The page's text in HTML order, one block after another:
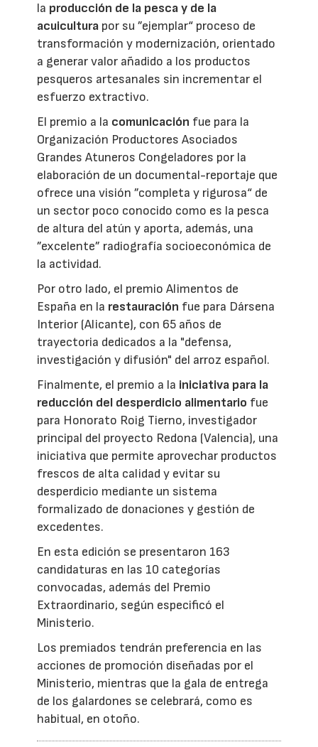
la producción de la pesca y de la
acuicultura por su ”ejemplar“ proceso de
transformación y modernización, orientado
a generar valor añadido a los productos
pesqueros artesanales sin incrementar el
esfuerzo extractivo.
El premio a la comunicación fue para la
Organización Productores Asociados
Grandes Atuneros Congeladores por la
elaboración de un documental-reportaje que
ofrece una visión ”completa y rigurosa“ de
un sector poco conocido como es la pesca
de altura del atún y aporta, además, una
”excelente” radiografía socioeconómica de
la actividad.
Por otro lado, el premio Alimentos de
España en la restauración fue para Dársena
Interior (Alicante), con 65 años de
trayectoria dedicados a la "defensa,
investigación y difusión" del arroz español.
Finalmente, el premio a la iniciativa para la
reducción del desperdicio alimentario fue
para Honorato Roig Tierno, investigador
principal del proyecto Redona (Valencia), una
iniciativa que permite aprovechar productos
frescos de alta calidad y evitar su
desperdicio mediante un sistema
formalizado de donaciones y gestión de
excedentes.
En esta edición se presentaron 163
candidaturas en las 10 categorías
convocadas, además del Premio
Extraordinario, según especificó el
Ministerio.
Los premiados tendrán preferencia en las
acciones de promoción diseñadas por el
Ministerio, mientras que la gala de entrega
de los galardones se celebrará, como es
habitual, en otoño.